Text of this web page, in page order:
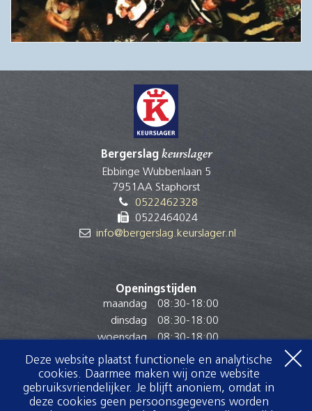
Bergerslagkeurslager
Ebbinge Wubbenlaan 5
7951AA Staphorst
0522462328
0522464024
info@bergerslag.keurslager.nl
Openingstijden
maandag
08:30-18:00
dinsdag
08:30-18:00
woensdag
08:30-18:00
donderdag
08:30 -
vrijdag
08:30- 18:00
zaterdag
07:30-17:00
zondag
Gesloten
Deze website plaatst functionele en analytische
cookies. Daarmee maken wij onze website
gebruiksvriendelijker. Je blijft anoniem, omdat in
deze cookies geen persoonsgegevens worden